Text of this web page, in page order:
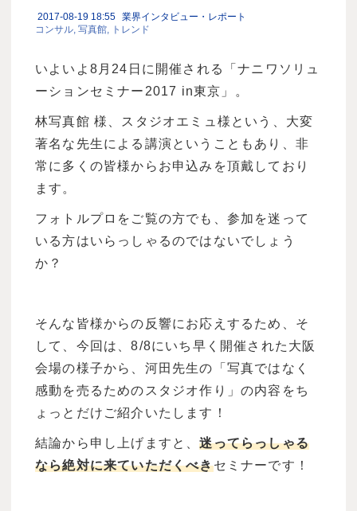
2017-08-19 18:55 業界インタビュー・レポート
コンサル 写真館 トレンド
いよいよ8月24日に開催される「ナニワソリュ
ーションセミナー2017 in東京」。
林写真館 様、スタジオエミュ様という、大変
著名な先生による講演ということもあり、非
常に多くの皆様からお申込みを頂戴しており
ます。
フォトルプロをご覧の方でも、参加を迷って
いる方はいらっしゃるのではないでしょう
か？
そんな皆様からの反響にお応えするため、そ
して、今回は、8/8にいち早く開催された大阪
会場の様子から、河田先生の「写真ではなく
感動を売るためのスタジオ作り」の内容をち
ょっとだけご紹介いたします！
結論から申し上げますと、迷ってらっしゃる
なら絶対に来ていただくべきセミナーです！